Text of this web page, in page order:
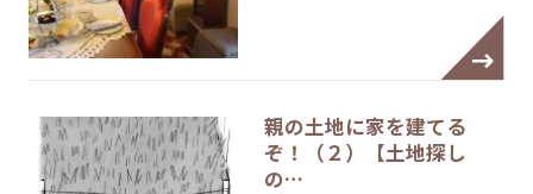
親の土地に家を建てる
ぞ！（２）【土地探し
の…